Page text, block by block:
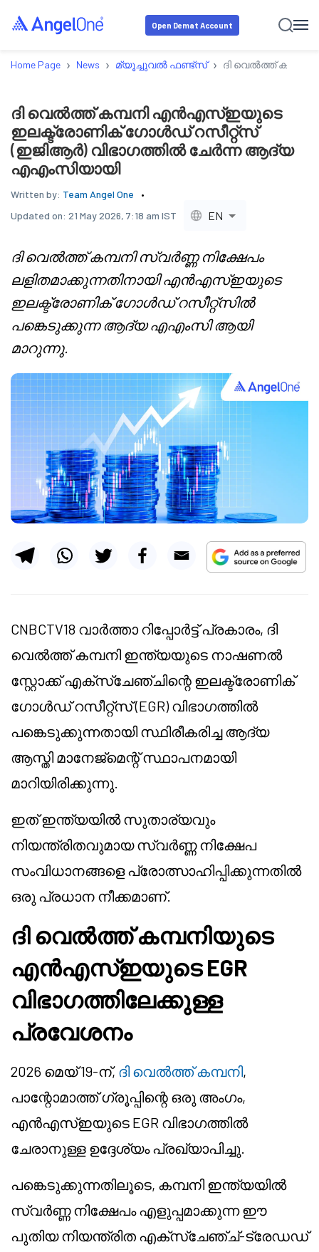
Open Demat Account
Home Page › News › മ്യൂച്ചുവൽ ഫണ്ട്സ് › ദി വെൽത്ത്
ദി വെൽത്ത് കമ്പനി എൻഎസ്ഇയുടെ
ഇലക്ട്രോണിക് ഗോൾഡ് റസീറ്റ്‌സ്
(ഇജിആർ) വിഭാഗത്തിൽ ചേർന്ന ആദ്യ
എഎംസിയായി
Written by: Team Angel One
Updated on: 21 May 2026, 7:18 am IST EN
ദി വെൽത്ത് കമ്പനി സ്വർണ്ണ നിക്ഷേപം
ലളിതമാക്കുന്നതിനായി എൻ‌എസ്‌ഇയുടെ
ഇലക്ട്രോണിക് ഗോൾഡ് റസീറ്റ്‌സിൽ
പങ്കെടുക്കുന്ന ആദ്യ എഎംസി ആയി
മാറുന്നു.
CNBCTV18 വാർത്താ റിപ്പോർട്ട് പ്രകാരം, ദി
വെൽത്ത് കമ്പനി ഇന്ത്യയുടെ നാഷണൽ
സ്റ്റോക്ക് എക്സ്ചേഞ്ചിന്റെ ഇലക്ട്രോണിക്
ഗോൾഡ് റസീറ്റ്‌സ് (EGR) വിഭാഗത്തിൽ
പങ്കെടുക്കുന്നതായി സ്ഥിരീകരിച്ച ആദ്യ
ആസ്തി മാനേജ്മെന്റ് സ്ഥാപനമായി
മാറിയിരിക്കുന്നു.
ഇത് ഇന്ത്യയിൽ സുതാര്യവും
നിയന്ത്രിതവുമായ സ്വർണ്ണ നിക്ഷേപ
സംവിധാനങ്ങളെ പ്രോത്സാഹിപ്പിക്കുന്നതിൽ
ഒരു പ്രധാന നീക്കമാണ്.
ദി വെൽത്ത് കമ്പനിയുടെ
എൻഎസ്ഇയുടെ EGR
വിഭാഗത്തിലേക്കുള്ള
പ്രവേശനം
2026 മെയ് 19-ന്, ദി വെൽത്ത് കമ്പനി,
പാന്റോമാത്ത് ഗ്രൂപ്പിന്റെ ഒരു അംഗം,
എൻഎസ്ഇയുടെ EGR വിഭാഗത്തിൽ
ചേരാനുള്ള ഉദ്ദേശ്യം പ്രഖ്യാപിച്ചു.
പങ്കെടുക്കുന്നതിലൂടെ, കമ്പനി ഇന്ത്യയിൽ
സ്വർണ്ണ നിക്ഷേപം എളുപ്പമാക്കുന്ന ഈ
പുതിയ നിയന്ത്രിത എക്സ്ചേഞ്ച്-ട്രേഡഡ്